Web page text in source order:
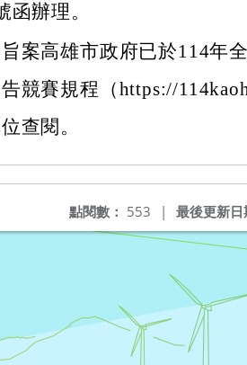
函辦理。
案高雄市政府已於114年
競賽規程（https://
查閱。
最後更新日
點閱數： 553 |